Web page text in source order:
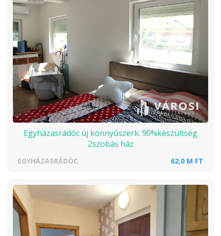
Egyházasrádóc új könnyűszerk. 90%készültség
2szobás ház
EGYHÁZASRÁDÓC 62,0 M FT